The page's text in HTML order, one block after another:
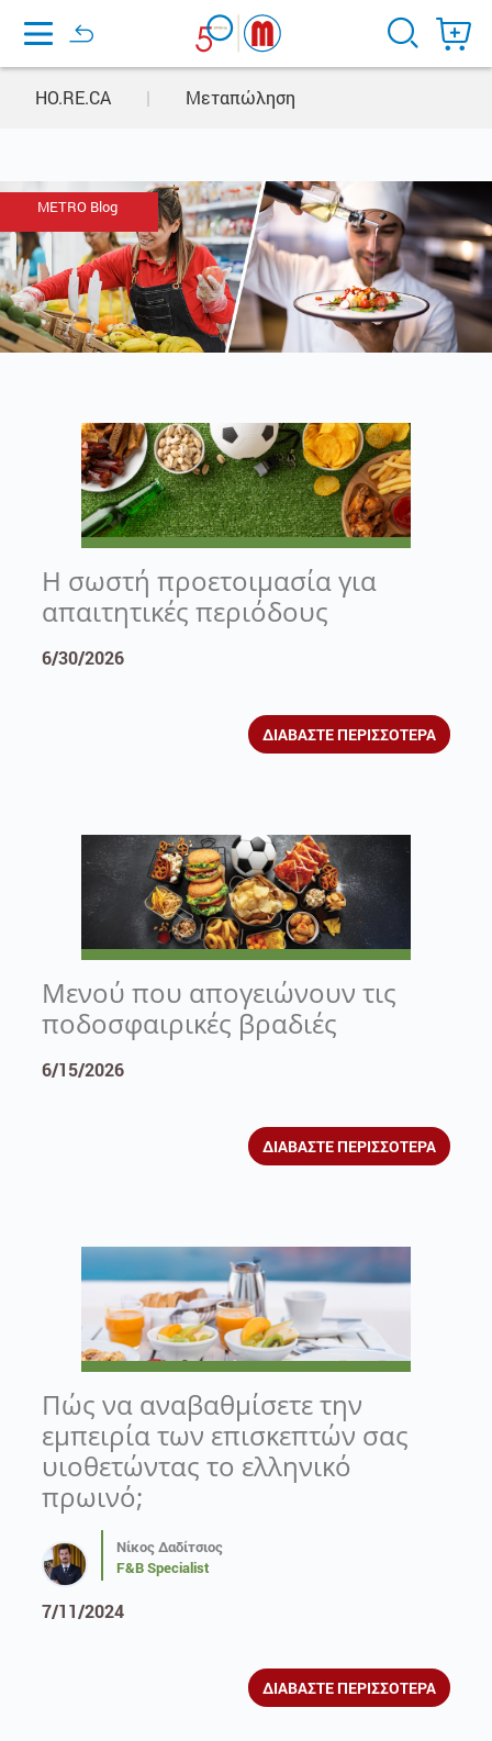
Home
HO.RE.CA | Μεταπώληση
METRO Blog
Η σωστή προετοιμασία για
απαιτητικές περιόδους
6/30/2026
ΔΙΑΒΑΣΤΕ ΠΕΡΙΣΣΟΤΕΡΑ
Μενού που απογειώνουν τις
ποδοσφαιρικές βραδιές
6/15/2026
ΔΙΑΒΑΣΤΕ ΠΕΡΙΣΣΟΤΕΡΑ
Πώς να αναβαθμίσετε την
εμπειρία των επισκεπτών σας
υιοθετώντας το ελληνικό
πρωινό;
Νίκος Δαδίτσιος
F&B Specialist
7/11/2024
ΔΙΑΒΑΣΤΕ ΠΕΡΙΣΣΟΤΕΡΑ